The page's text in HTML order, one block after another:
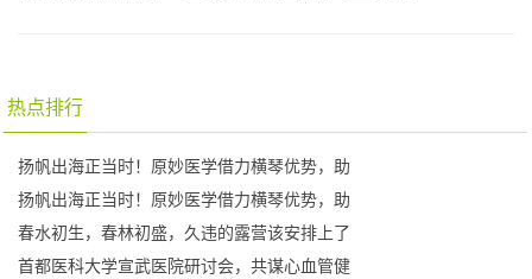
热点排行
扬帆出海正当时！原妙医学借力横琴优势，助
扬帆出海正当时！原妙医学借力横琴优势，助
春水初生，春林初盛，久违的露营该安排上了
首都医科大学宣武医院研讨会，共谋心血管健